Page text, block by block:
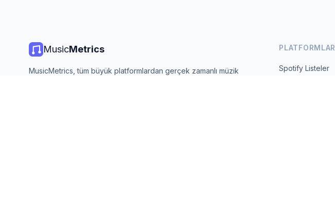
MusicMetrics
MusicMetrics, tüm büyük platformlardan gerçek zamanlı müzik
PLATFORMLAR
Spotify Listeler